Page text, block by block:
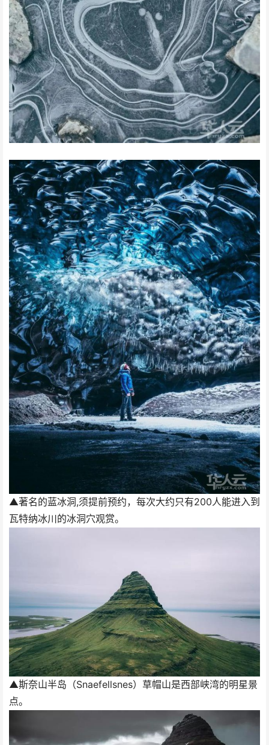
▲著名的蓝冰洞,须提前预约，每次大约只有200人能进入到
瓦特纳冰川的冰洞穴观赏。
▲斯奈山半岛（Snaefellsnes）草帽山是西部峡湾的明星景
点。